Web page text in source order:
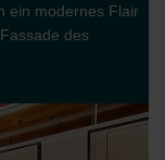
ein modernes Flair
des